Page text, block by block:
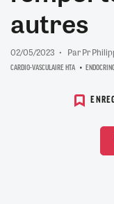
autres
02/05/2023 Par Pr
CARDIO-VASCULAIRE HTA